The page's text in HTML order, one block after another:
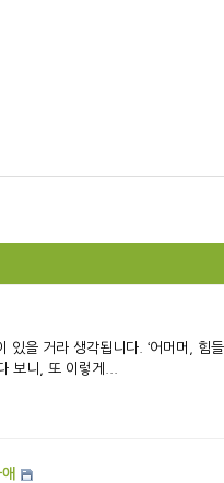
거라 생각됩니다. ‘어머머, 힘들
보니, 또 이렇게...